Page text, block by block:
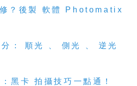
？後製 軟體 Photomatix
： 順光 、 側光 、 逆光
黑卡 拍攝技巧一點通！